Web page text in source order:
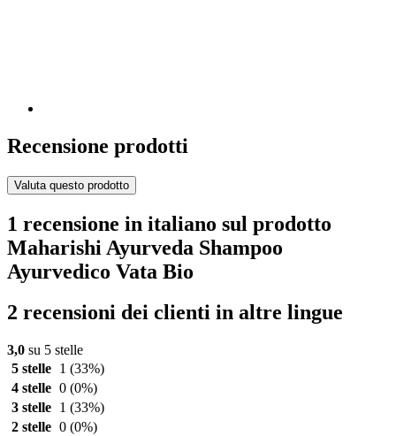
Recensione prodotti
Valuta questo prodotto
1 recensione in italiano sul prodotto
Maharishi Ayurveda Shampoo
Ayurvedico Vata Bio
2 recensioni dei clienti in altre lingue
3,0 su 5 stelle
5 stelle
1 (33%)
4 stelle 0 (0%)
3 stelle
1 (33%)
2 stelle 0 (0%)